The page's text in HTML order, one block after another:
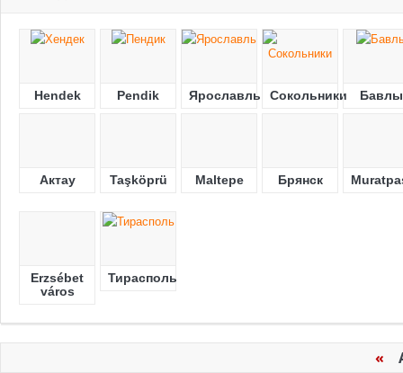
Hendek Pendik Ярославль Сокольники Бавлы
Актау Taşköprü Maltepe Брянск
Erzsébet
város
Тирасполь
«